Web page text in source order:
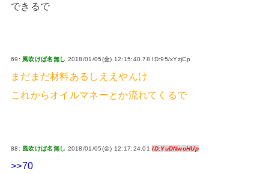
できるで
69:風吹けば名無し 2018/01/05(金) 12:15:40.78 ID:95/xYzjCp
まだまだ材料あるしええやんけ
これからオイルマネーとか流れてくるで
88: 風吹けば名無し 2018/01/05(金) 12:17:24.01ID:YuDNwoHUp
>>70